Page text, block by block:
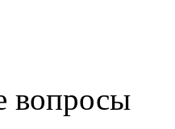
вопросы